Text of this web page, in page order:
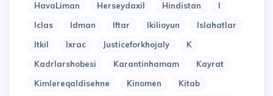
HavaLiman
Herseydaxil Hindistan
I
Iclas
Idman Iftar Ikilioyun
Islahatlar
Itkil
Ixrac Justiceforkhojaly
K
Kadrlarshobesi
Karantinhamam
Kayrat
Kimlereqaldisehne
Kinomen
Kitab